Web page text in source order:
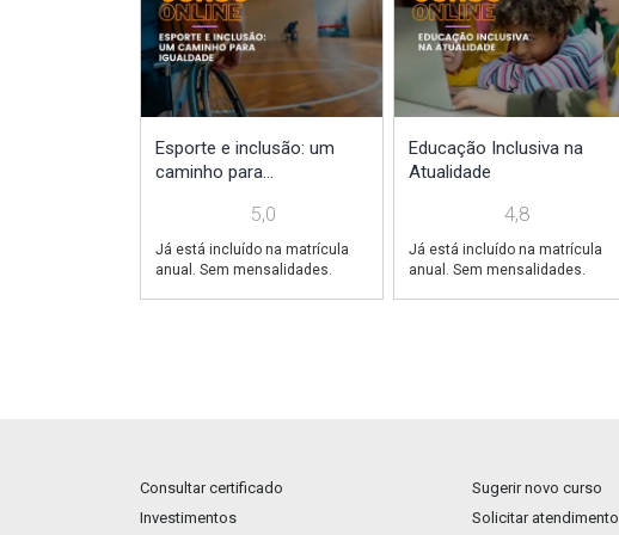
Esporte e inclusão: um
caminho para...
5,0
Já está incluído na matrícula
anual. Sem mensalidades.
Educação Inclusiva na
Atualidade
4,8
Já está incluído na matrícula
anual. Sem mensalidades.
Consultar certificado
Sugerir novo curso
Investimentos
Solicitar atendimento